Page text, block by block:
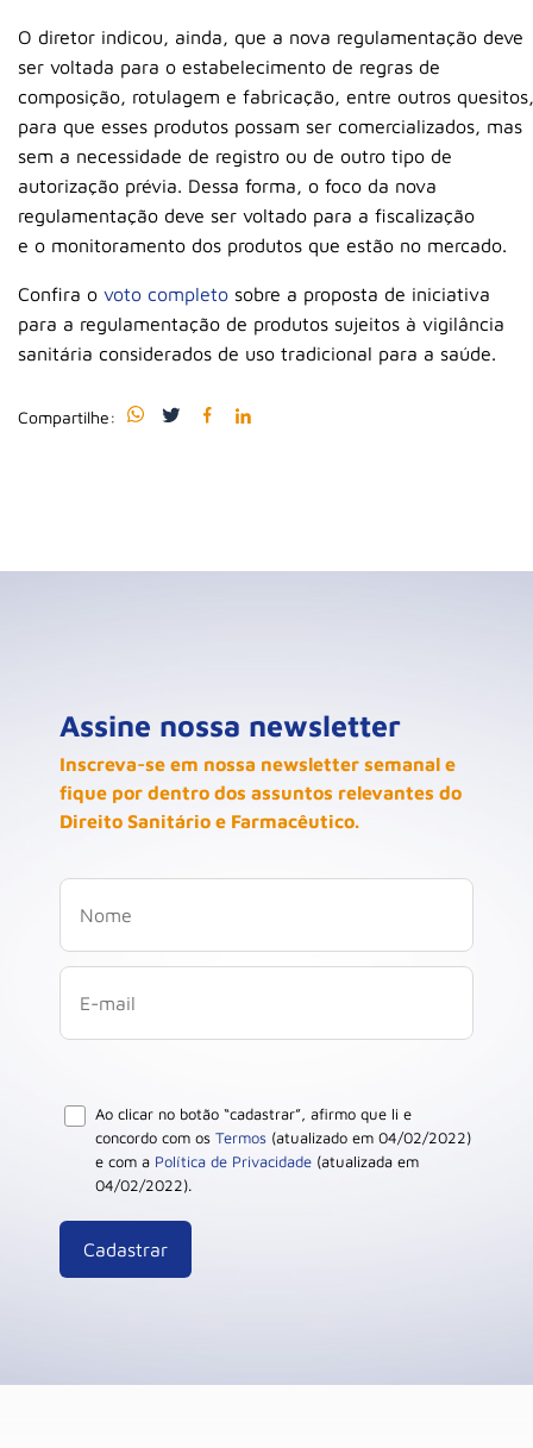
O diretor indicou, ainda, que a nova regulamentação deve
ser voltada para o estabelecimento de regras de
composição, rotulagem e fabricação, entre outros quesitos,
para que esses produtos possam ser comercializados, mas
sem a necessidade de registro ou de outro tipo de
autorização prévia. Dessa forma, o foco da nova
regulamentação deve ser voltado para a fiscalização
e o monitoramento dos produtos que estão no mercado.
Confira o voto completo sobre a proposta de iniciativa
para a regulamentação de produtos sujeitos à vigilância
sanitária considerados de uso tradicional para a saúde.
Compartilhe:
Assine nossa newsletter
Inscreva-se em nossa newsletter semanal e
fique por dentro dos assuntos relevantes do
Direito Sanitário e Farmacêutico.
Ao clicar no botão “cadastrar”, afirmo que li e
concordo com os Termos (atualizado em 04/02/2022)
e com a Política de Privacidade (atualizada em
04/02/2022).